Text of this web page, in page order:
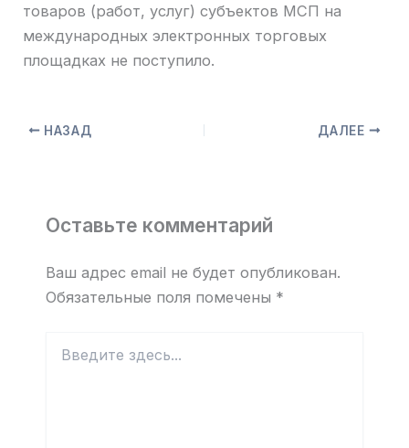
товаров (работ, услуг) субъектов МСП на
международных электронных торговых
площадках не поступило.
НАЗАД ДАЛЕЕ
Оставьте комментарий
Ваш адрес email не будет опубликован.
Обязательные поля помечены *
здесь...